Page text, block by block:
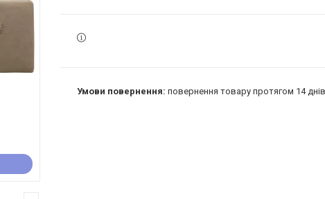
повернення товару протягом 14 днів